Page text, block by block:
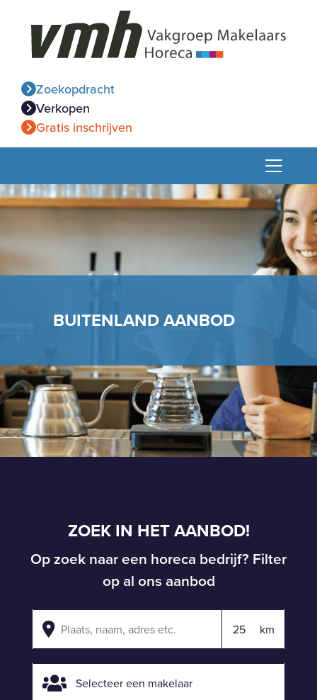
Zoekopdracht
Verkopen
Gratis inschrijven
BUITENLAND AANBOD
ZOEK IN HET AANBOD!
Op zoek naar een horeca bedrijf? Filter
op al ons aanbod